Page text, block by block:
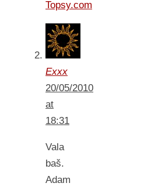
Topsy.com
Exxx
20/05/2010
at
18:31
Vala
baš.
Adam